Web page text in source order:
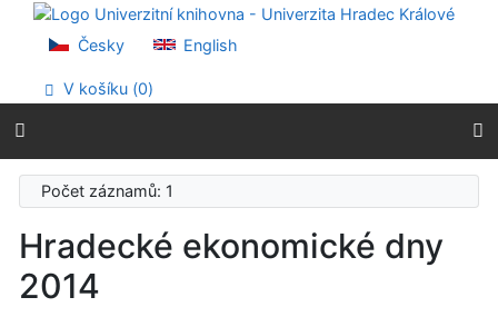
Přejít na obsah
Přejít na menu
Prohlášení o webové přístupnosti
Česky English
V košíku (0)
Počet záznamů: 1
Hradecké ekonomické dny
2014